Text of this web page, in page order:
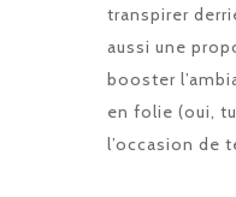
transpirer
aussi une
booster
en folie (oui, tu
l’occasion de